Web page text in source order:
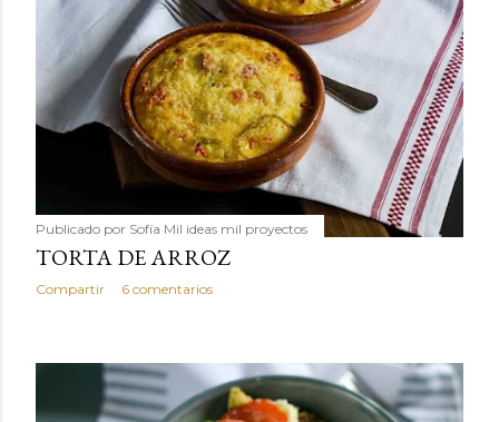
Publicado por Sofía Mil ideas mil proyectos
TORTA DE ARROZ
Compartir 6 comentarios